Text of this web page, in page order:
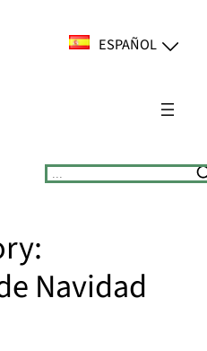
ESPAÑOL
Suchen
Navidad